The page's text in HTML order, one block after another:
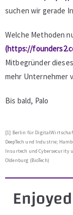
suchen wir gerade
Welche Methoden
(https://
Mitbegründer
mehr Unternehmer
Bis bald, Palo
[1] Berlin für
DeepTech und Industrie;
Insurtech und Cybersecurity
Oldenburg (BioTech)